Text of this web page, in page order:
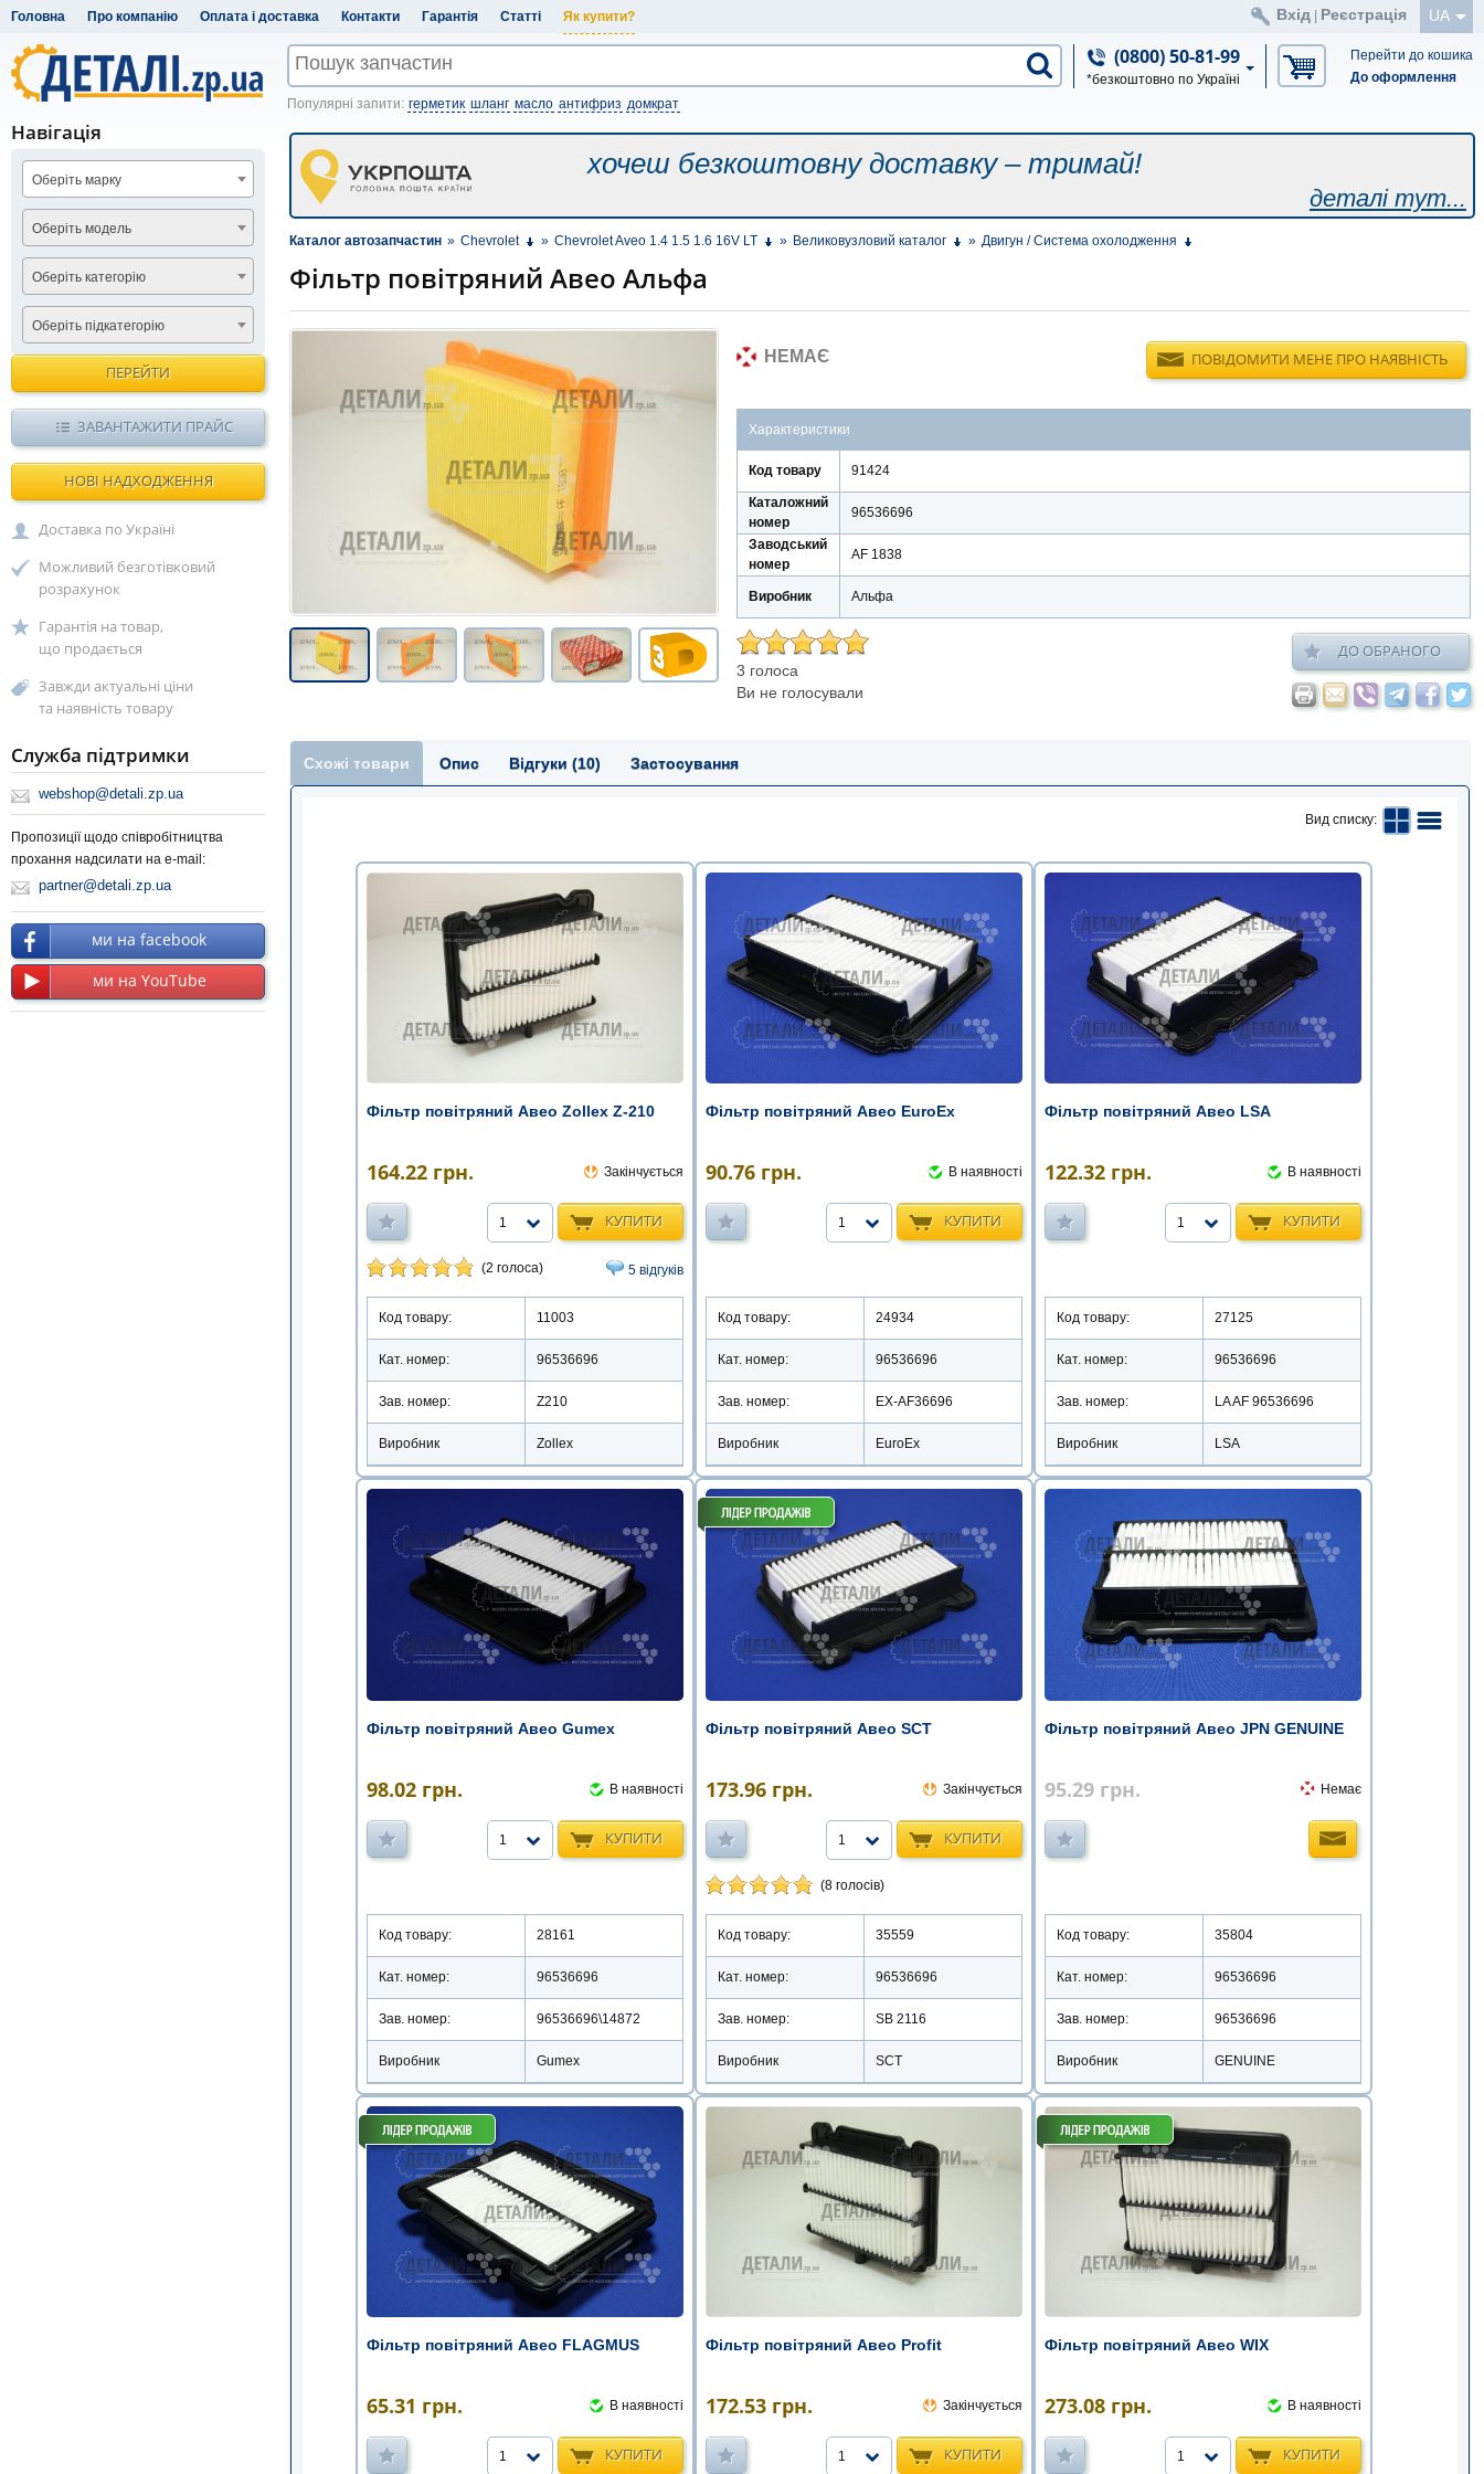
Головна Про компанію Оплата і доставка Контакти Гарантія Статті Як купити? UA
Вхід Реєстрація
(0800) 50-81-99
*безкоштовно по Україні
Перейти до кошика
До оформлення
Популярні запити: герметик шланг масло антифриз домкрат
хочеш безкоштовну доставку – тримай!
деталі тут...
Каталог автозапчастин » Chevrolet » Chevrolet Aveo 1.4 1.5 1.6 16V LT » Великовузловий каталог » Двигун / Система охолодження
Фільтр повітряний Авео Альфа
НЕМАЄ ПОВІДОМИТИ МЕНЕ ПРО НАЯВНІСТЬ
Характеристики
Код товару 91424
Каталожний
номер
96536696
Заводський
номер
AF 1838
Виробник Альфа
3 голоса
Ви не голосували
ДО ОБРАНОГО
Схожі товари Опис Відгуки (10) Застосування
Вид списку:
Фільтр повітряний Авео Zollex Z-210
164.22 грн. Закінчується
КУПИТИ
1
(2 голоса) 5 відгуків
Код товару: 11003
Кат. номер: 96536696
Зав. номер: Z210
Виробник Zollex
Фільтр повітряний Авео EuroEx
90.76 грн. В наявності
КУПИТИ
1
Код товару: 24934
Кат. номер: 96536696
Зав. номер: EX-AF36696
Виробник EuroEx
Фільтр повітряний Авео LSA
122.32 грн. В наявності
КУПИТИ
1
Код товару: 27125
Кат. номер: 96536696
Зав. номер: LA AF 96536696
Виробник LSA
Фільтр повітряний Авео Gumex
98.02 грн. В наявності
КУПИТИ
1
Код товару: 28161
Кат. номер: 96536696
Зав. номер: 96536696\14872
Виробник Gumex
Фільтр повітряний Авео SCT
173.96 грн. Закінчується
КУПИТИ
1
(8 голосів)
Код товару: 35559
Кат. номер: 96536696
Зав. номер: SB 2116
Виробник SCT
Фільтр повітряний Авео JPN GENUINE
95.29 грн. Немає
Код товару: 35804
Кат. номер: 96536696
Зав. номер: 96536696
Виробник GENUINE
Фільтр повітряний Авео FLAGMUS
65.31 грн. В наявності
КУПИТИ
1
Фільтр повітряний Авео Profit
172.53 грн. Закінчується
КУПИТИ
1
Фільтр повітряний Авео WIX
273.08 грн. В наявності
КУПИТИ
1
Навігація
Оберіть марку
Оберіть модель
Оберіть категорію
Оберіть підкатегорію
ПЕРЕЙТИ
ЗАВАНТАЖИТИ ПРАЙС
НОВІ НАДХОДЖЕННЯ
Доставка по Україні
Можливий безготівковий
розрахунок
Гарантія на товар,
що продається
Завжди актуальні ціни
та наявність товару
Служба підтримки
webshop@detali.zp.ua
Пропозиції щодо співробітництва
прохання надсилати на e-mail:
partner@detali.zp.ua
ми на facebook
ми на YouTube